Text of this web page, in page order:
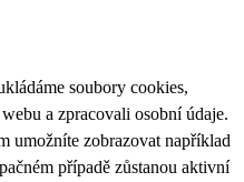
soubory cookies,
a zpracovali osobní údaje.
umožníte zobrazovat například
případě zůstanou aktivní